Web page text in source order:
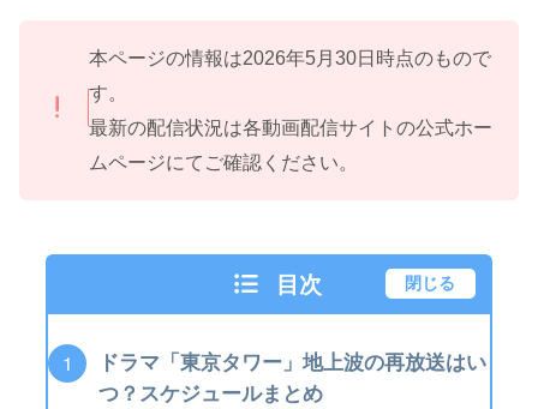
本ページの情報は2026年5月30日時点のもので
す。
最新の配信状況は各動画配信サイトの公式ホー
ムページにてご確認ください。
目次 閉じる
ドラマ「東京タワー」地上波の再放送はい
つ？スケジュールまとめ